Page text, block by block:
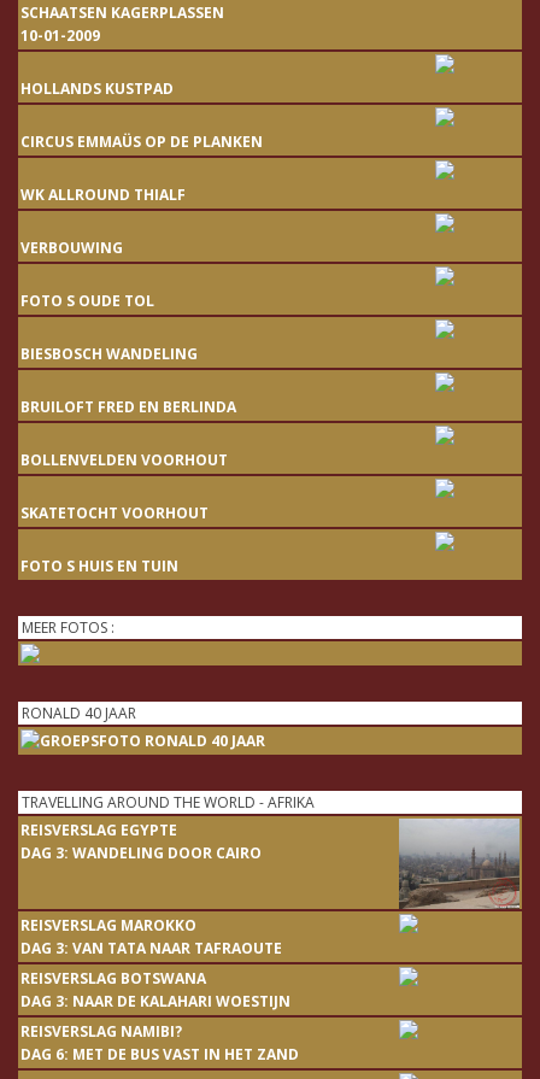
SCHAATSEN KAGERPLASSEN
10-01-2009
HOLLANDS KUSTPAD
CIRCUS EMMAÜS OP DE PLANKEN
WK ALLROUND THIALF
VERBOUWING
FOTO S OUDE TOL
BIESBOSCH WANDELING
BRUILOFT FRED EN BERLINDA
BOLLENVELDEN VOORHOUT
SKATETOCHT VOORHOUT
FOTO S HUIS EN TUIN
MEER FOTOS :
RONALD 40 JAAR
TRAVELLING AROUND THE WORLD - AFRIKA
REISVERSLAG EGYPTE
DAG 3: WANDELING DOOR CAIRO
REISVERSLAG MAROKKO
DAG 3: VAN TATA NAAR TAFRAOUTE
REISVERSLAG BOTSWANA
DAG 3: NAAR DE KALAHARI WOESTIJN
REISVERSLAG NAMIBI?
DAG 6: MET DE BUS VAST IN HET ZAND